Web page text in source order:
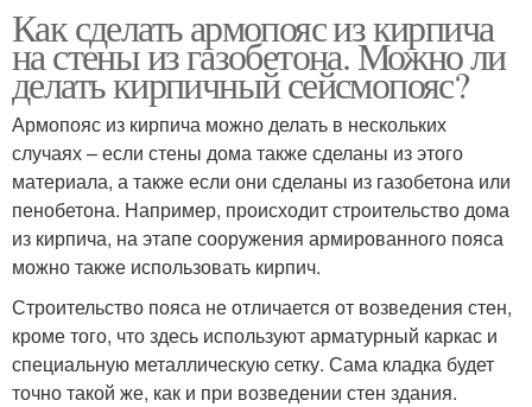
Как сделать армопояс из кирпича
на стены из газобетона. Можно ли
делать кирпичный сейсмопояс?
Армопояс из кирпича можно делать в нескольких
случаях – если стены дома также сделаны из этого
материала, а также если они сделаны из газобетона или
пенобетона. Например, происходит строительство дома
из кирпича, на этапе сооружения армированного пояса
можно также использовать кирпич.
Строительство пояса не отличается от возведения стен,
кроме того, что здесь используют арматурный каркас и
специальную металлическую сетку. Сама кладка будет
точно такой же, как и при возведении стен здания.